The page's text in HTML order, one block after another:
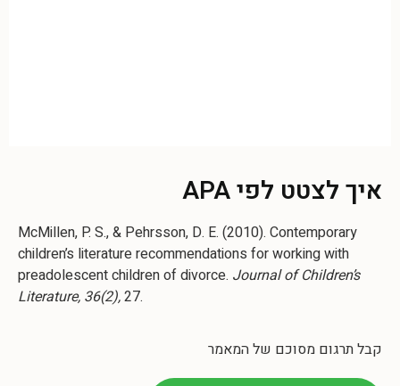
איך לצטט לפי APA
McMillen, P. S., & Pehrsson, D. E. (2010). Contemporary
children’s literature recommendations for working with
preadolescent children of divorce. Journal of Children’s
Literature, 36(2),27.
קבל תרגום מסוכם של המאמר